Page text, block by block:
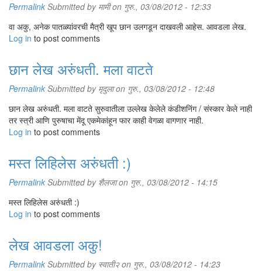
Permalink Submitted by मामीon गुरु., 03/08/2012 - 12:33
वा अकु, अनेक पातळ्यांवरची मैत्री खूप छान उलगडून दाखवली आहेस. आवडला लेख.
Log in to post comments
छान लेख अरुंधती. मला वाटते
Permalink Submitted by मृदुलाon गुरु., 03/08/2012 - 12:48
छान लेख अरुंधती. मला वाटते सुरुवातीला उल्लेख केलेले कंडीशनिंग / संस्कार केले नाही
तर स्त्री आणि पुरुषाचा मेंदू एकमेकांहून फार काही वेगळा वागणार नाही.
Log in to post comments
मस्त लिहिलेस अरुंधती :)
Permalink Submitted by शैलजाon गुरु., 03/08/2012 - 14:15
मस्त लिहिलेस अरुंधती :)
Log in to post comments
लेख आवडला अकु!
Permalink Submitted by स्वाती२on गुरु., 03/08/2012 - 14:23